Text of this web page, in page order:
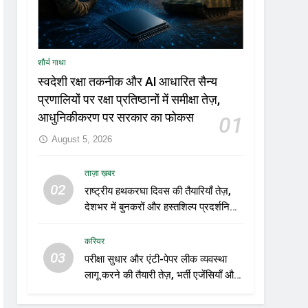
शौर्य गाथा
स्वदेशी रक्षा तकनीक और AI आधारित सैन्य
प्रणालियों पर रक्षा प्रतिष्ठानों में समीक्षा तेज़,
आधुनिकीकरण पर सरकार का फोकस
01
August 5, 2026
02
ताज़ा ख़बर
राष्ट्रीय हथकरघा दिवस की तैयारियाँ तेज़,
देशभर में बुनकरों और हस्तशिल्प प्रदर्शनियों
03
करियर
परीक्षा सुधार और एंटी-पेपर लीक व्यवस्था
लागू करने की तैयारी तेज़, भर्ती एजेंसियाँ और